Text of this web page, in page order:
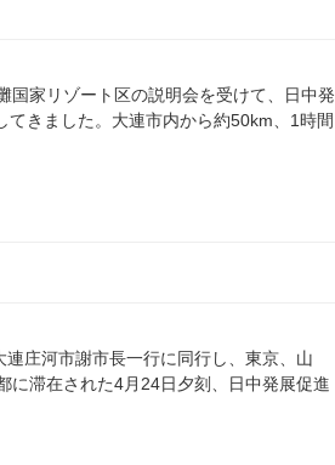
国家リゾート区の説明会を受けて、日中発
きました。大連市内から約50km、1時間
庄河市謝市長一行に同行し、東京、山
に滞在された4月24日夕刻、日中発展促進